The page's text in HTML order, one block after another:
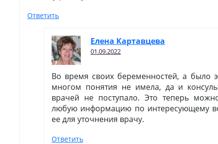
Ответить
Елена Картавцева
01.09.2022
Во время своих беременностей, а было
многом понятия не имела, да и
врачей не поступало. Это теперь
любую информацию по интересующему
ее для уточнения врачу.
Ответить